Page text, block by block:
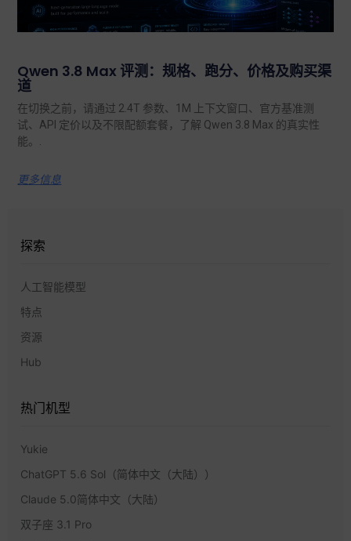
Qwen 3.8 Max 评测：规格、跑分、价格及购买渠
道
在切换之前，请通过 2.4T 参数、1M 上下文窗口、官方基准测
试、API 定价以及不限配额套餐，了解 Qwen 3.8 Max 的真实性
能。.
更多信息
探索
人工智能模型
特点
资源
Hub
热门机型
Yukie
ChatGPT 5.6 Sol（简体中文（大陆））
Claude 5.0简体中文（大陆）
双子座 3.1 Pro